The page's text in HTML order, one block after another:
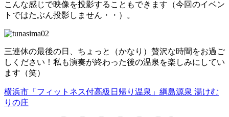
こんな感じで映像を投影することもできます（今回のイベン
トではたぶん投影しません・・）。
三連休の最後の日、ちょっと（かなり）贅沢な時間をお過ご
しください！私も演奏が終わった後の温泉を楽しみにしてい
ます（笑）
横浜市「フィットネス付高級日帰り温泉」綱島源泉 湯けむ
りの庄